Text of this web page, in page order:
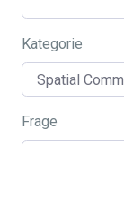
Kategorie
Frage